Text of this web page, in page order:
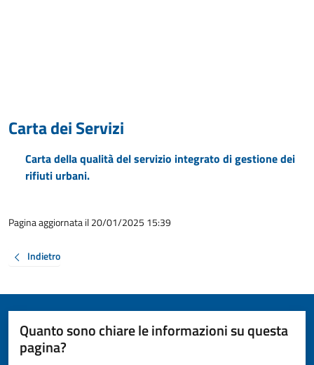
Carta dei Servizi
Carta della qualità del servizio integrato di gestione dei
rifiuti urbani.
Pagina aggiornata il 20/01/2025 15:39
Indietro
Quanto sono chiare le informazioni su questa
pagina?